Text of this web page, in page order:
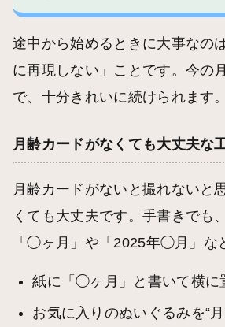
途中から始めるときに大事なの
に再現しない」ことです。今の
で、十分きれいに続けられます。
月齢カードがなくても大丈夫な
月齢カードがないと撮れないと
くても大丈夫です。手書きでも
「◯ヶ月」や「2025年◯月」な
紙に「◯ヶ月」と書いて横に
お気に入りのぬいぐるみを“